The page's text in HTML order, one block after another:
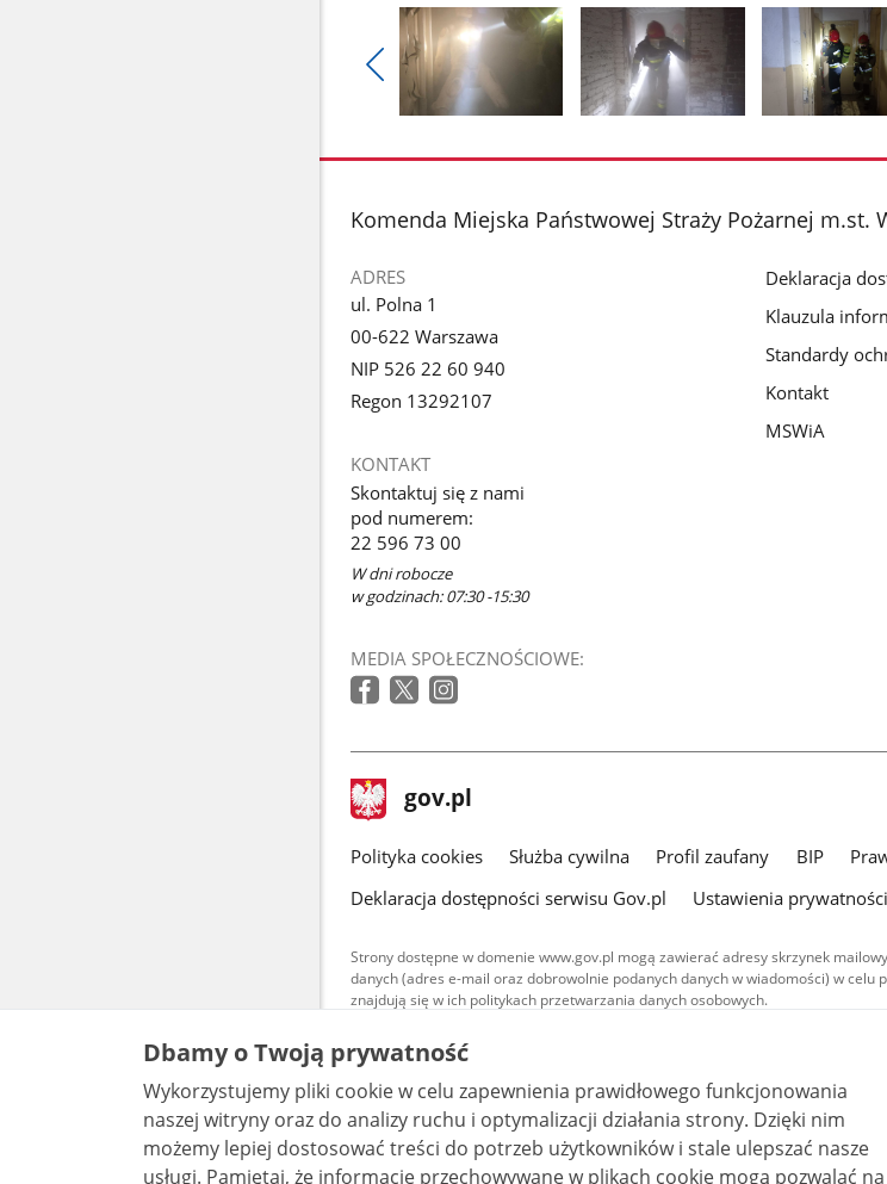
Pokaż
poprzednie
zdjęcie
galerii.
zdjęcie
galerii.
zdjęcie
galerii.
stopka
Komenda Miejska Państwowej Straży Pożarnej m.st.
ADRES
ul. Polna 1
00-622 Warszawa
NIP 526 22 60 940
Regon 13292107
KONTAKT
Skontaktuj się z nami
pod numerem:
22 596 73 00
W dni robocze
w godzinach: 07:30 -15:30
MEDIA SPOŁECZNOŚCIOWE:
Deklaracja
Klauzula
Standardy
Kontakt
MSWiA
stopka
gov.pl Strona
gov.pl
gov.pl
Polityka cookies Służba cywilna Profil zaufany BIP
Deklaracja dostępności serwisu Gov.pl
Ustawienia prywatności
Strony dostępne w domenie www.gov.pl mogą zawierać adresy skrzynek
danych (adres e-mail oraz dobrowolnie podanych danych w wiadomości) w celu
znajdują się w ich politykach przetwarzania danych osobowych.
Treści tekstowe publikowane w serwisie (z wyłączeniem treści
udostępniane na licencji typu Creative Commons: uznanie
warunkach 4.0 (CC BY-SA 4.0). Materiały audiowizualne, w tym
są udostępniane na licencji typu Creative Commons: uznanie
bez utworów zależnych 4.0 (CC BY-NC-ND 4.0), o ile nie jest to
Dbamy o Twoją prywatność
Wykorzystujemy pliki cookie w celu zapewnienia prawidłowego funkcjonowania
naszej witryny oraz do analizy ruchu i optymalizacji działania strony. Dzięki nim
możemy lepiej dostosować treści do potrzeb użytkowników i stale ulepszać nasze
usługi. Pamiętaj, że informacje przechowywane w plikach cookie mogą pozwalać na